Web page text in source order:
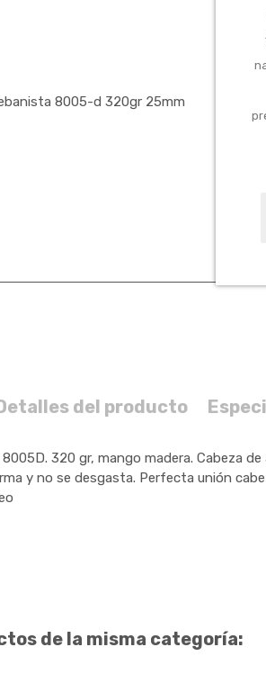
del producto
8005D. 320 gr, mango madera. Cabeza
y no se desgasta. Perfecta unión
de la misma categoría: